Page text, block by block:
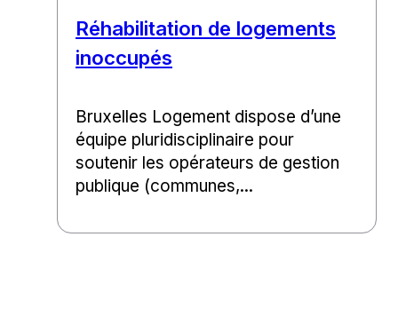
Réhabilitation de logements
inoccupés
Bruxelles Logement dispose d’une
équipe pluridisciplinaire pour
soutenir les opérateurs de gestion
publique (communes,...